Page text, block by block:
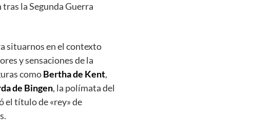
la Segunda Guerra
situarnos en el contexto
y sensaciones de la
comoBertha de Kent,
de Bingen, la polímata del
el título de «rey» de